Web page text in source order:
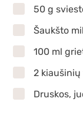
50 g
Šaukšto
100 ml
2
Druskos,